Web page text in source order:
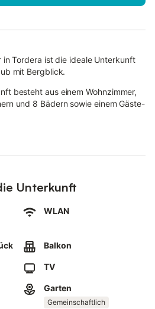
in Tordera ist die ideale Unterkunft
mit Bergblick.
besteht aus einem Wohnzimmer,
und 8 Bädern sowie einem Gäste-
für Sie bereit.
sind ebenfalls vorhanden.
Vielzahl von Außenbereichen,
eine überdachte Terrasse, einen
Aufenthaltes einen gemeinsamen
zu Fuß zu erreichen.
vorhanden.
Unterkunft
WLAN
Balkon
TV
Garten
Gemeinschaftlich